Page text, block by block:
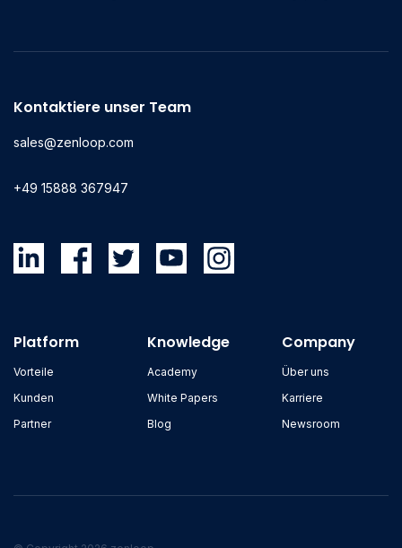
Kontaktiere unser Team
sales@zenloop.com
+49 15888 367947
Platform
Vorteile
Kunden
Partner
Knowledge
Academy
White Papers
Blog
Company
Über uns
Karriere
Newsroom